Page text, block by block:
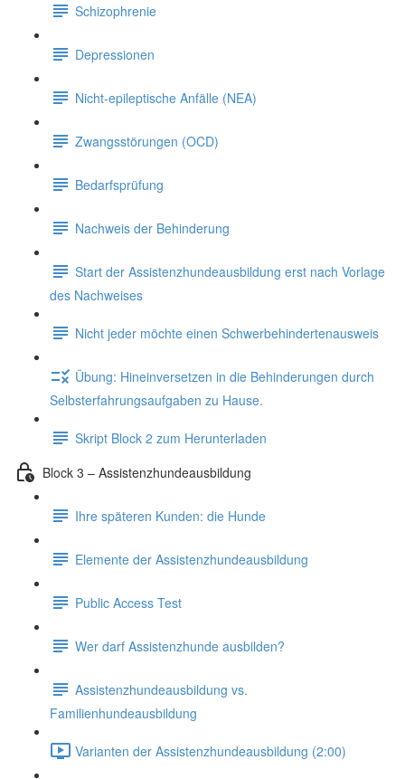
Schizophrenie
Depressionen
Nicht-epileptische Anfälle (NEA)
Zwangsstörungen (OCD)
Bedarfsprüfung
Nachweis der Behinderung
Start der Assistenzhundeausbildung erst nach Vorlage
des Nachweises
Nicht jeder möchte einen Schwerbehindertenausweis
Übung: Hineinversetzen in die Behinderungen durch
Selbsterfahrungsaufgaben zu Hause.
Skript Block 2 zum Herunterladen
Block 3 – Assistenzhundeausbildung
Ihre späteren Kunden: die Hunde
Elemente der Assistenzhundeausbildung
Public Access Test
Wer darf Assistenzhunde ausbilden?
Assistenzhundeausbildung vs.
Familienhundeausbildung
Varianten der Assistenzhundeausbildung (2:00)